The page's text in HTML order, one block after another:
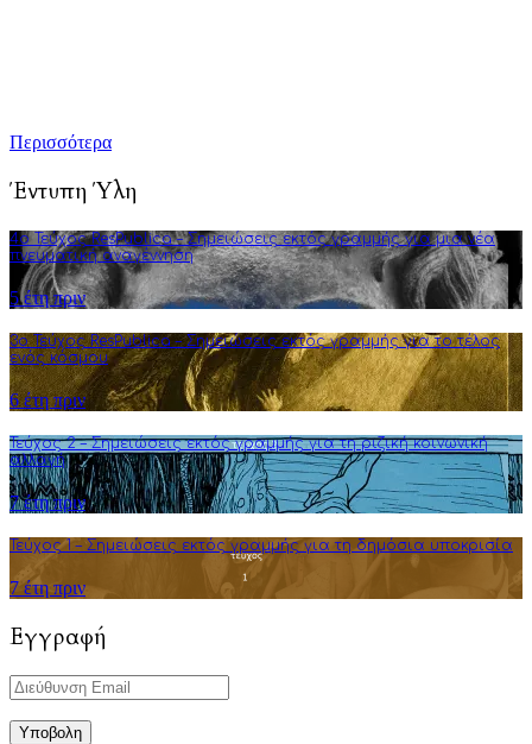
Περισσότερα
Έντυπη Ύλη
4o Τεύχος ResPublica – Σημειώσεις εκτός γραμμής για μια νέα
πνευματική αναγέννηση
5 έτη πριν
3o Τεύχος ResPublica – Σημειώσεις εκτός γραμμής για το τέλος
ενός κόσμου
6 έτη πριν
Τεύχος 2 – Σημειώσεις εκτός γραμμής για τη ριζική κοινωνική
αλλαγή
7 έτη πριν
Τεύχος 1 – Σημειώσεις εκτός γραμμής για τη δημόσια υποκρισία
7 έτη πριν
Εγγραφή